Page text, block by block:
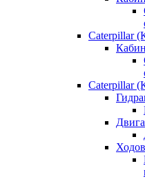
Caterpillar
Caterpillar